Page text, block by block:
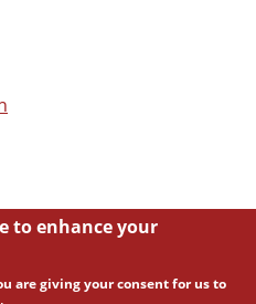
to enhance your
are giving your consent for us to